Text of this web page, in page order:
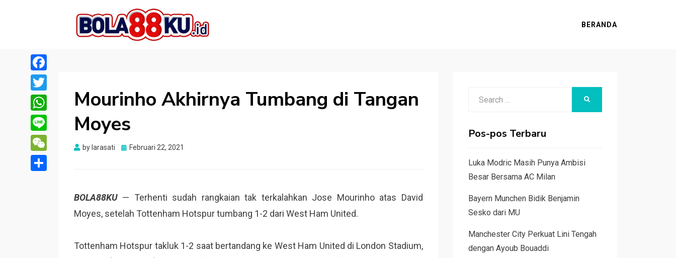
BERANDA
Mourinho Akhirnya Tumbang di Tangan
Moyes
by larasati
Posted
Februari 22, 2021
BOLA88KU — Terhenti sudah rangkaian tak terkalahkan Jose Mourinho atas David
Moyes, setelah Tottenham Hotspur tumbang 1-2 dari West Ham United.
Tottenham Hotspur takluk 1-2 saat bertandang ke West Ham United di London Stadium,
Facebook
Twitter
WhatsApp
Line
WeChat
Pos-pos Terbaru
Luka Modric Masih Punya Ambisi
Besar Bersama AC Milan
Bayern Munchen Bidik Benjamin
Sesko dari MU
Manchester City Perkuat Lini Tengah
dengan Ayoub Bouaddi